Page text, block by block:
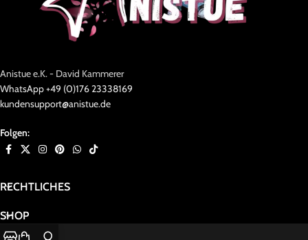
Anistue e.K. - David Kammerer
WhatsApp +49 (0)176 23338169
kundensupport@anistue.de
Folgen:
RECHTLICHES
SHOP